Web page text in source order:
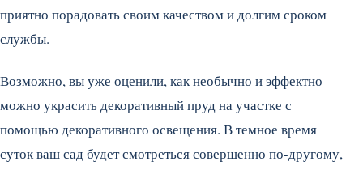
приятно порадовать своим качеством и долгим сроком
службы.
Возможно, вы уже оценили, как необычно и эффектно
можно украсить декоративный пруд на участке с
помощью декоративного освещения. В темное время
суток ваш сад будет смотреться совершенно по-другому,